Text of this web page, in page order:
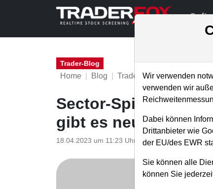
Trader-Blog
Home Blog Trader-Blog
Sector-Spider - Bei
gibt es neue
18.04.2023 um 11:23 Uhr A. Zehetner
Wir verwenden
verwenden wir
Dabei können
Drittanbieter wie
der EU/des EWR
Sie können alle
können Sie